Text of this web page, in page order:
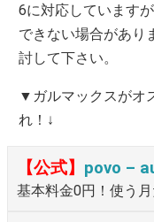
6に対応しています
できない場合があり
討して下さい。
▼ガルマックスがオ
れ！↓
【公式】 povo –
基本料金0円！使う